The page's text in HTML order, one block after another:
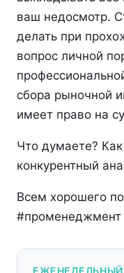
ваш недосмотр.
делать при
вопрос личной
сбора рыночной
имеет право на
Что думаете?
конкурентный
Всем хорошего
#променеджмент